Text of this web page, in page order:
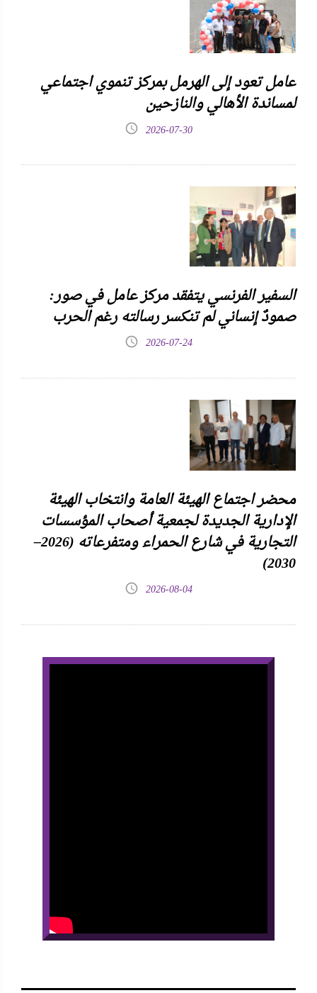
عامل تعود إلى الهرمل بمركز تنموي اجتماعي
لمساندة الأهالي والنازحين
2026-07-30
السفير الفرنسي يتفقد مركز عامل في صور:
صمودٌ إنساني لم تنكسر رسالته رغم الحرب
2026-07-24
محضر اجتماع الهيئة العامة وانتخاب الهيئة
الإدارية الجديدة لجمعية أصحاب المؤسسات
التجارية في شارع الحمراء ومتفرعاته (2026–
2030)
2026-08-04